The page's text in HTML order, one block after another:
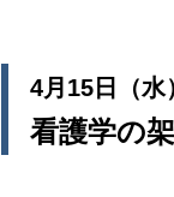
4月15日（
看護学の架